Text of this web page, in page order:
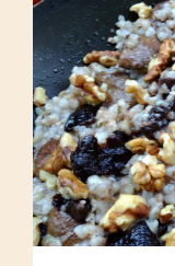
Prosta i